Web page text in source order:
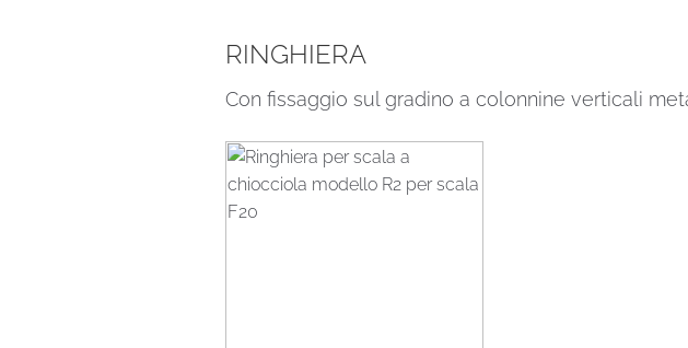
RINGHIERA
Con fissaggio sul gradino a colonnine verticali